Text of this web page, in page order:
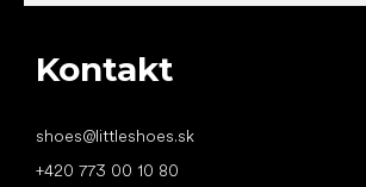
Kontakt
shoes@littleshoes.sk
+420 773 00 10 80